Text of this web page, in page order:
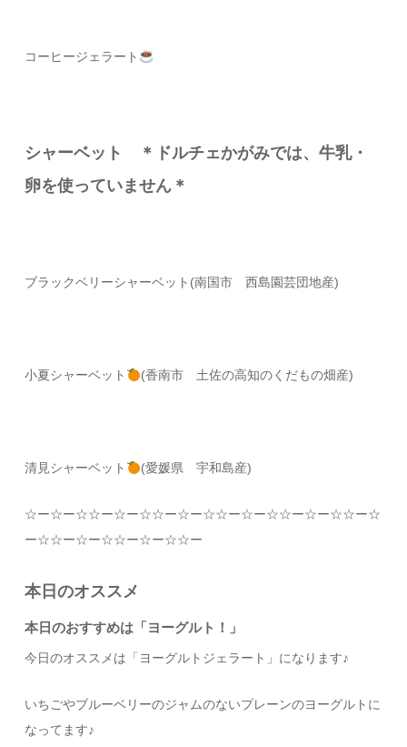
コーヒージェラート
シャーベット ＊ドルチェかがみでは、牛乳・
卵を使っていません＊
ブラックベリーシャーベット(南国市 西島園芸団地産)
小夏シャーベット (香南市 土佐の高知のくだもの畑産)
清見シャーベット (愛媛県 宇和島産)
☆ー☆ー☆☆ー☆ー☆☆ー☆ー☆☆ー☆ー☆☆ー☆ー☆☆ー☆
ー☆☆ー☆ー☆☆ー☆ー☆☆ー
本日のオススメ
本日のおすすめは「ヨーグルト！」
今日のオススメは「ヨーグルトジェラート」になります♪
いちごやブルーベリーのジャムのないプレーンのヨーグルトに
なってます♪